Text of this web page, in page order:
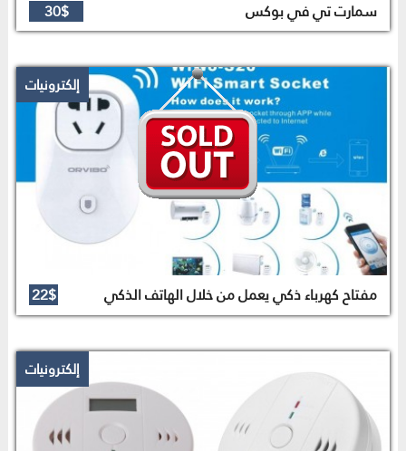
سمارت تي في بوكس 30$
إلكترونيات
مفتاح كهرباء ذكي يعمل من خلال الهاتف الذكي 22$
إلكترونيات